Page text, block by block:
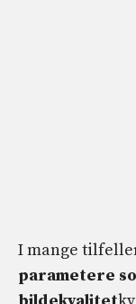
I mange
parametere